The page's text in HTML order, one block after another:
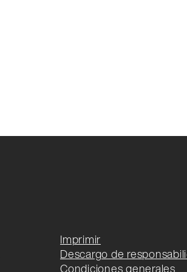
Imprimir
Descargo de
Condiciones generales